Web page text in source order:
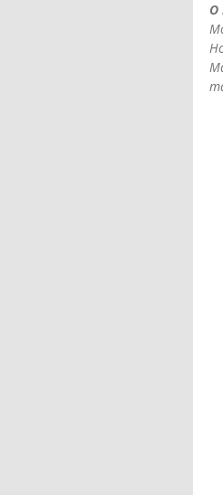
О